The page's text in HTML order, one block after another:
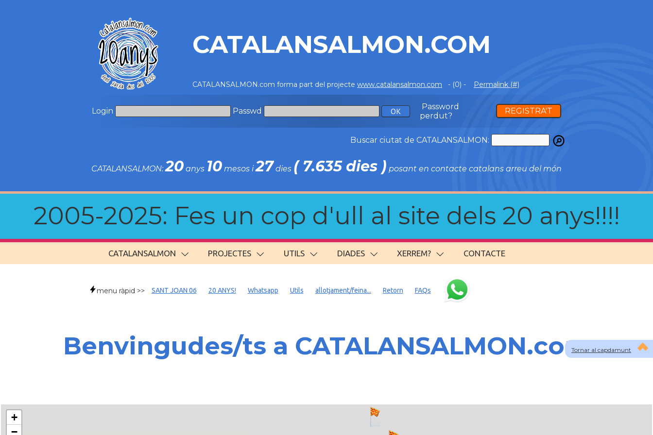
CATALANSALMON.COM
CATALANSALMON.com forma part del projecte www.catalansalmon.com - (0) - Permalink (#)
Login Passwd
Password
perdut?
REGISTRA'T
Buscar ciutat de CATALANSALMON:
CATALANSALMON:20 anys 10 mesos i27 dies ( 7.635 dies ) posant en contacte catalans arreu del món
2005-2025: Fes un cop d'ull al site dels 20 anys!!!!
CATALANSALMON PROJECTES UTILS DIADES XERREM? CONTACTE
Tornar al capdamunt
menu ràpid >> SANT JOAN 06 20 ANYS! Whatsapp Utils allotjament/feina... Retorn FAQs
Benvingudes/ts a CATALANSALMON.com
+
−